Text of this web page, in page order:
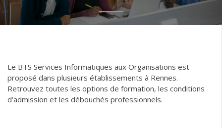
Le BTS Services Informatiques aux Organisations est
proposé dans plusieurs établissements à Rennes.
Retrouvez toutes les options de formation, les conditions
d’admission et les débouchés professionnels.